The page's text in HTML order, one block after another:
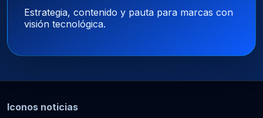
Estrategia, contenido y pauta para marcas con
visión tecnológica.
Iconos noticias